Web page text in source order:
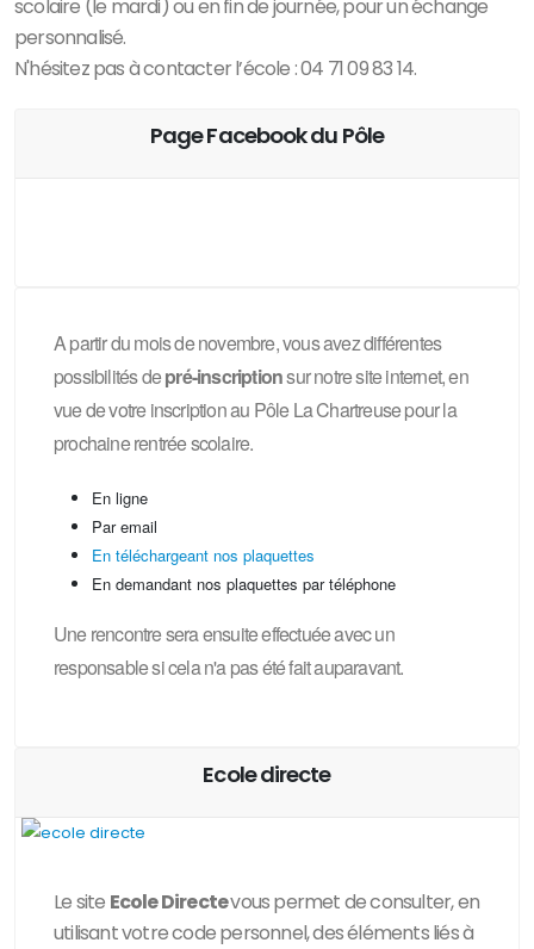
scolaire (le mardi) ou en fin de journée, pour un échange
personnalisé.
N'hésitez pas à contacter l’école : 04 71 09 83 14.
Page Facebook du Pôle
A partir du mois de novembre, vous avez différentes
possibilités depré-inscriptionsur notre site internet, en
vue de votre inscription au Pôle La Chartreuse pour la
prochaine rentrée scolaire.
En ligne
Par email
En téléchargeant nos plaquettes
En demandant nos plaquettes par téléphone
Une rencontre sera ensuite effectuée avec un
responsable si cela n'a pas été fait auparavant.
Ecole directe
Le site Ecole Directevous permet de consulter, en
utilisant votre code personnel, deséléments liés à